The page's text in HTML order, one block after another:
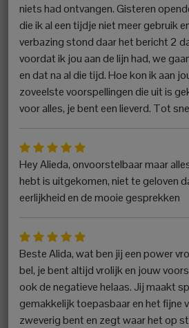
niets had ontvangen. Gisteren
die ik al een tijdje niet meer gebruik
verbazing stond daar het bericht 2
voordat ik jou aan de lijn had, we
en dat na al die tijd. Hoe kon ik aan
zoveelste voorspellingen die uit is
voor alles, je bent een lieverd. Tot
Hey Alieda, onvoorstelbaar maar
hebt is uitgekomen, niet te geloven
eerlijkheid en de mooie gesprekken
Beste Alida, wat ben jij een power
bel, je bent altijd vrolijk en jouw
ook de negatieve helaas. Jij maakt
gemakkelijk toepasbaar en het fijne
zweverig bent en zegt waar het op